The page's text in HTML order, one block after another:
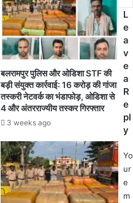
बलरामपुर पुलिस और ओडिशा STF की
बड़ी संयुक्त कार्रवाई: 16 करोड़ की गांजा
तस्करी नेटवर्क का भंडाफोड़, ओडिशा से
4 और अंतरराज्यीय तस्कर गिरफ्तार
3 weeks ago
L
e
a
v
e
a
R
e
pl
y
Yo
ur
e
m